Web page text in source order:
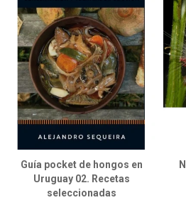
Guía pocket de hongos en
Uruguay 02. Recetas
seleccionadas